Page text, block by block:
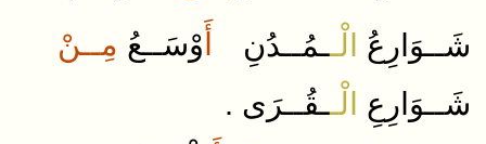
شَــوَارِعُ
الْــمُــدُنِ وْسَــعُ مِــنْ
شَــوَارِعِ
الْــقُــرَى .